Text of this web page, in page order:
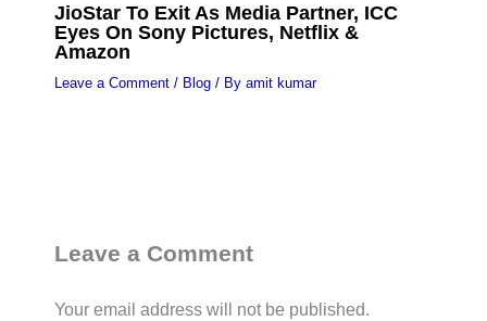
JioStar To Exit As Media Partner, ICC
Eyes On Sony Pictures, Netflix &
Amazon
Leave a Comment / Blog/ By amit kumar
Leave a Comment
Your email address will not be published.